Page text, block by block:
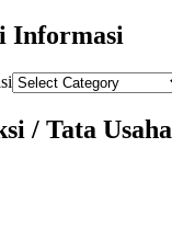
Informasi
/ Tata Usaha